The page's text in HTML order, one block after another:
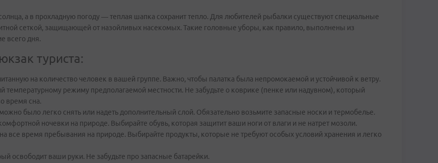
а в прохладную погоду — теплая шапка сохранит тепло. Для любителей рыбалки существуют специальные
сеткой, защищающей от назойливых насекомых. Такие головные уборы, как правило, выполнены из
всего дня.
туриста:
на количество человек в вашей группе. Важно, чтобы палатка была непромокаемой и устойчивой к ветру.
режиму предполагаемой местности. Не забудьте о коврике (пенке или надувном), который
время сна.
было легко снять или надеть дополнительный слой. Обязательно возьмите запасные носки и термобелье.
ночевки на природе. Выбирайте обувь, которая защитит ваши ноги от влаги и не натрет мозоли.
все время пребывания на природе. Выбирайте продукты, которые не требуют особых условий хранения и легко
освободит ваши руки. Не забудьте про запасные батарейки.